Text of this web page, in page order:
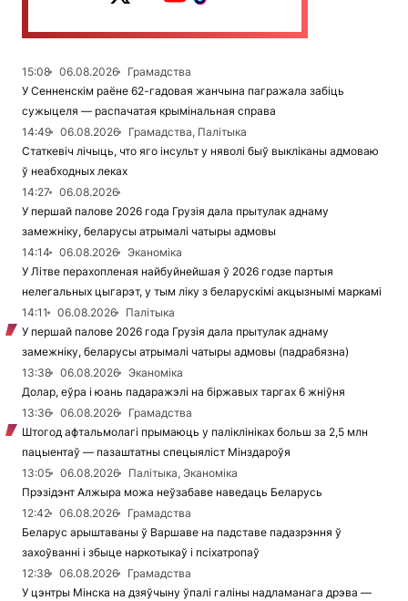
15:08 06.08.2026
Грамадства
У Сенненскім раёне 62-гадовая жанчына пагражала забіць
сужыцеля — распачатая крымінальная справа
14:49
06.08.2026
Грамадства, Палітыка
Статкевіч лічыць, что яго інсульт у няволі быў выкліканы адмоваю
ў неабходных леках
14:27
06.08.2026
У першай палове 2026 года Грузія дала прытулак аднаму
замежніку, беларусы атрымалі чатыры адмовы
14:14
06.08.2026
Эканоміка
У Літве перахопленая найбуйнейшая ў 2026 годзе партыя
нелегальных цыгарэт, у тым ліку з беларускімі акцызнымі маркамі
14:11
06.08.2026
Палітыка
У першай палове 2026 года Грузія дала прытулак аднаму
замежніку, беларусы атрымалі чатыры адмовы (падрабязна)
13:38
06.08.2026
Эканоміка
Долар, еўра і юань падаражэлі на біржавых таргах 6 жніўня
13:36
06.08.2026
Грамадства
Штогод афтальмолагі прымаюць у паліклініках больш за 2,5 млн
пацыентаў — пазаштатны спецыяліст Мінздароўя
13:05
06.08.2026
Палітыка, Эканоміка
Прэзідэнт Алжыра можа неўзабаве наведаць Беларусь
12:42
06.08.2026
Грамадства
Беларус арыштаваны ў Варшаве на падставе падазрэння ў
захоўванні і збыце наркотыкаў і псіхатропаў
12:38
06.08.2026
Грамадства
У цэнтры Мінска на дзяўчыну ўпалі галіны надламанага дрэва —